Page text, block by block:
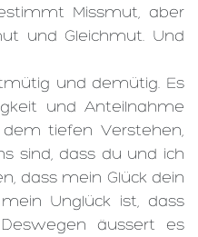
Missmut, aber
und Gleichmut. Und
und demütig. Es
und Anteilnahme
tiefen Verstehen,
sind, dass du und ich
dass mein Glück dein
Unglück ist, dass
äussert es